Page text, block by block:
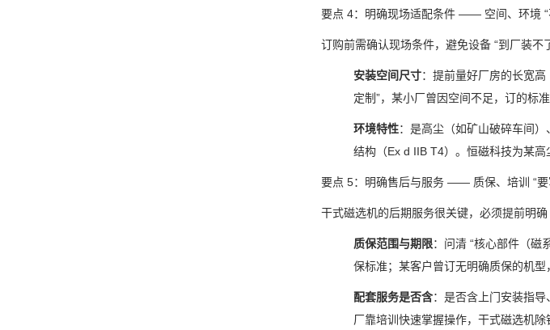
要点 4：明确现场适配条件—— 空间、环境 “
订购前需确认现场条件，避免设备“到厂装不
安装空间尺寸：提前量好厂房的长宽
定制”，某小厂曾因空间不足，订的标
环境特性：是高尘（如矿山破碎车间
结构（Ex d IIB T4）。恒磁科技为某高
要点 5：明确售后与服务—— 质保、培训 “
干式磁选机的后期服务很关键，必须提前明确
质保范围与期限：问清“核心部件（磁
保标准；某客户曾订无明确质保的机型
配套服务是否含：是否含上门安装指
厂靠培训快速掌握操作，干式磁选机